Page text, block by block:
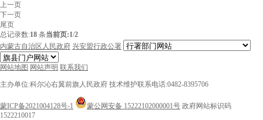
上一页
下一页
尾页
总记录数:18 条当前页:1/2
内蒙古自治区人民政府 兴安盟行政公署
网站地图 网站声明 联系我们
主办单位:科尔沁右翼前旗人民政府 技术维护联系电话:0482-8395706
蒙ICP备2021004128号-1 蒙公网安备 15222102000001号 政府网站标识码
1522210017